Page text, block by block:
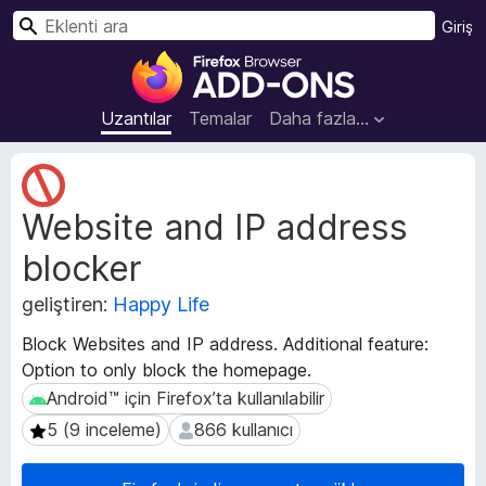
F
r
e
x
B
s
e
r
E
Uzantılar Temalar Daha fazla…
Giriş
A
Website and IP address
blocker
geliştiren: Happy Life
Block Websites and IP address. Additional feature:
Option to only block the homepage.
Android™ için Firefox’ta kullanılabilir
Android™ için Firefox’ta kullanılabilir
5 (9 inceleme)
5 (9 inceleme) 866 kullanıcı
866 kullanıcı
U
z
a
n
t
ı
m
e
t
a
v
e
r
i